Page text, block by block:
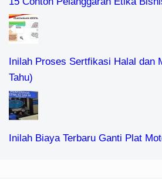
Inilah Proses Sertfikasi Halal dan
Tahu)
Inilah Biaya Terbaru Ganti Plat